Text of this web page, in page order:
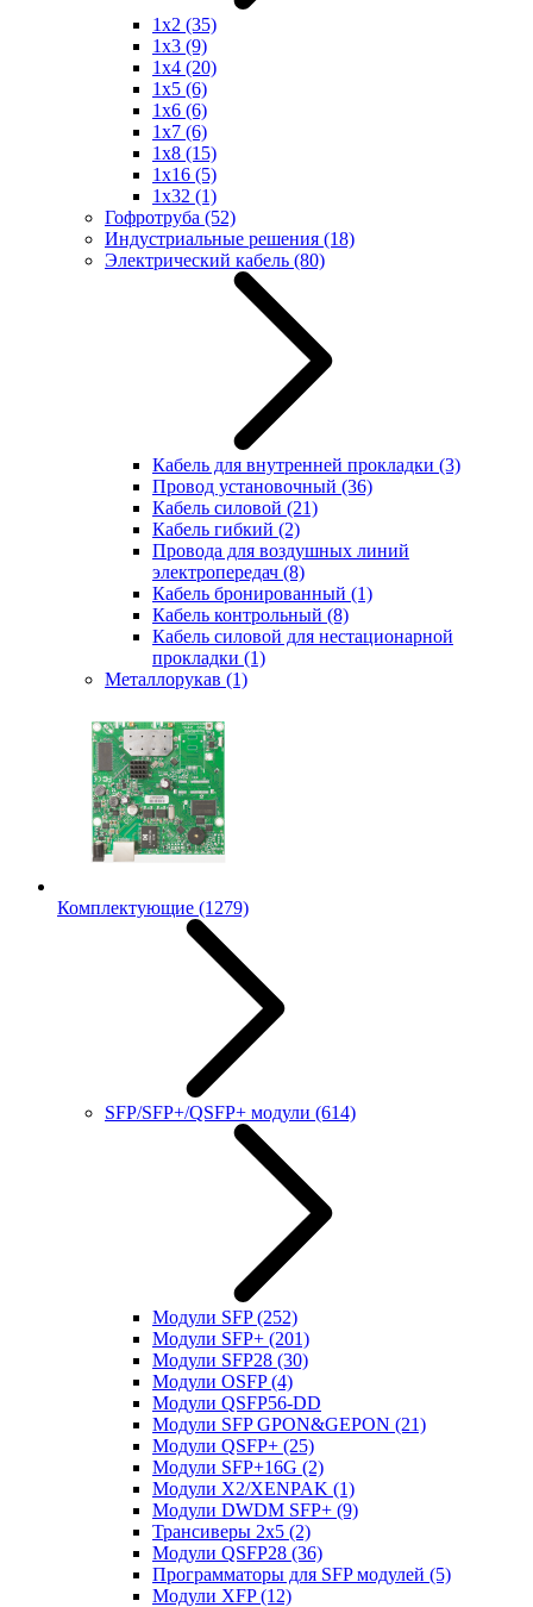
1x2 (35)
1x3 (9)
1x4 (20)
1x5 (6)
1x6 (6)
1x7 (6)
1x8 (15)
1x16 (5)
1x32 (1)
Гофротруба (52)
Индустриальные решения (18)
Электрический кабель (80)
Кабель для внутренней прокладки (3)
Провод установочный (36)
Кабель силовой (21)
Кабель гибкий (2)
Провода для воздушных линий
электропередач (8)
Кабель бронированный (1)
Кабель контрольный (8)
Кабель силовой для нестационарной
прокладки (1)
Металлорукав (1)
Комплектующие (1279)
SFP/SFP+/QSFP+ модули (614)
Модули SFP(252)
Модули SFP+ (201)
Модули SFP28 (30)
Модули OSFP(4)
Модули QSFP56-DD
Модули SFP GPON&GEPON (21)
Модули QSFP+ (25)
Модули SFP+16G (2)
Модули X2/XENPAK (1)
Модули DWDM SFP+ (9)
Трансиверы 2x5 (2)
Модули QSFP28 (36)
Программаторы для SFP модулей (5)
Модули XFP(12)